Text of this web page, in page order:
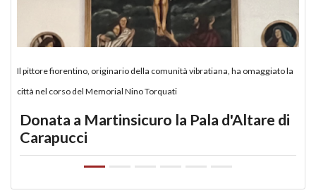
Il pittore fiorentino, originario della comunità vibratiana, ha omaggiato la
città nel corso del Memorial Nino Torquati
Donata a Martinsicuro la Pala d'Altare di
Carapucci